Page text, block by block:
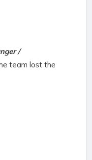
/
team lost the